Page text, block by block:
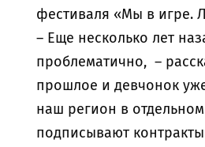
фестиваля «Мы в игре.
– Еще несколько лет
проблематично, –
прошлое и девчонок
наш регион в
подписывают